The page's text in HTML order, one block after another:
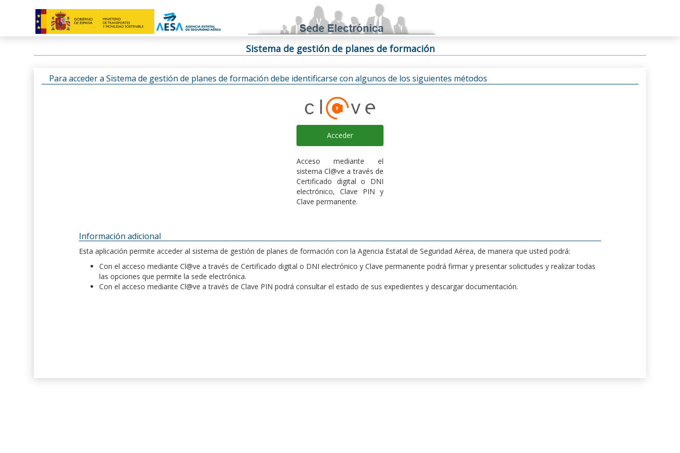
Sistema de gestión de planes de formación
Para acceder a Sistema de gestión de planes de formación debe identificarse con algunos de los siguientes métodos
Acceder
Acceso mediante el
sistema Cl@ve a través de
Certificado digital o DNI
electrónico, Clave PIN y
Clave permanente.
Información adicional
Esta aplicación permite acceder al sistema de gestión de planes de formación con la Agencia Estatal de Seguridad Aérea, de manera que usted podrá:
Con el acceso mediante Cl@ve a través de Certificado digital o DNI electrónico y Clave permanente podrá firmar y presentar solicitudes y realizar todas
las opciones que permite la sede electrónica.
Con el acceso mediante Cl@ve a través de Clave PIN podrá consultar el estado de sus expedientes y descargar documentación.